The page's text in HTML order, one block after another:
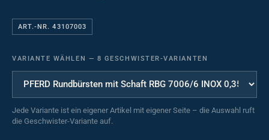
ART.-NR. 43107003
VARIANTE WÄHLEN — 8 GESCHWISTER-VARIANTEN
Jede Variante ist ein eigener Artikel mit eigener Seite – die Auswahl ruft
die Geschwister-Variante auf.